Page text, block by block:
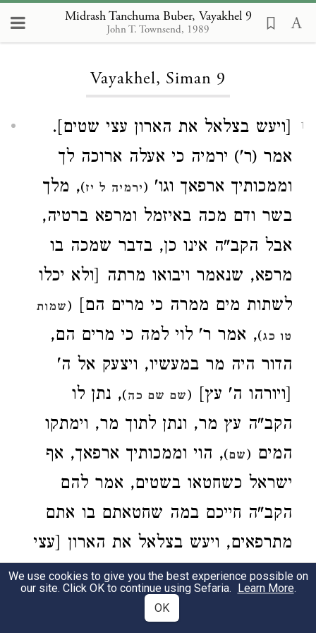
Midrash Tanchuma Buber, Vayakhel 9
John T. Townsend, 1989
Loading...
Vayakhel, Siman 9
1
[ויעש בצלאל את הארון עצי שטים].
אמר (ר') ירמיה כי אעלה ארוכה לך
וממכותיך ארפאך וגו' (ירמיה ל יז), מלך
בשר ודם מכה באיזמל ומרפא ברטיה,
אבל הקב"ה אינו כן, בדבר שמכה בו
מרפא, שנאמר ויבואו מרתה [ולא יכלו
לשתות מים ממרה כי מרים הם] (שמות
טו כג), אמר ר' לוי למה כי מרים הם,
הדור היה מר במעשיו, ויצעק אל ה'
[ויורהו ה' עץ] (שם שם כה), נתן לו
הקב"ה עץ מר, ונתן לתוך מר, וימתקו
המים (שם), הוי וממכותיך ארפאך, אף
ישראל כשחטאו בשטים, אמר להם
הקב"ה חייכם במה שחטאתם בו אתם
מתרפאים, ויעש בצלאל את הארון [עצי
שטים].
THEN BEZALEL MADE THE
We use cookies to give you the best experience possible on
our site. Click OK to continue using Sefaria. Learn More.
OK